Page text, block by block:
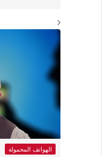
الهواتف المحمولة